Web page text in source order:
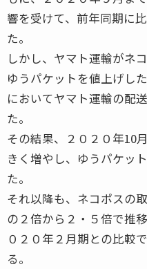
響を受けて、前年同期に
た。
しかし、ヤマト運輸がネ
ゆうパケットを値上げし
においてヤマト運輸の配
た。
その結果、２０２０年10
きく増やし、ゆうパケッ
た。
それ以降も、ネコポスの
の２倍から２・５倍で推
０２０年２月期との比較
る。